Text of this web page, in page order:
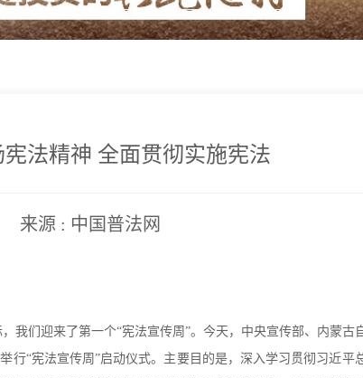
法精神 全面贯彻实施宪法
来源 : 中国普法网
们迎来了第一个“宪法宣传周”。今天，中央宣传部、内蒙古
行“宪法宣传周”启动仪式。主要目的是，深入学习贯彻习近平